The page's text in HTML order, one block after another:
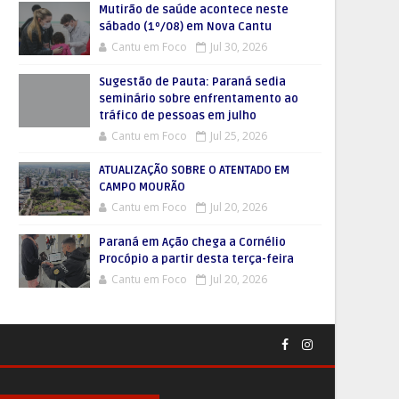
Mutirão de saúde acontece neste
sábado (1º/08) em Nova Cantu
Cantu em Foco Jul 30, 2026
Sugestão de Pauta: Paraná sedia
seminário sobre enfrentamento ao
tráfico de pessoas em julho
Cantu em Foco Jul 25, 2026
ATUALIZAÇÃO SOBRE O ATENTADO EM
CAMPO MOURÃO
Cantu em Foco Jul 20, 2026
Paraná em Ação chega a Cornélio
Procópio a partir desta terça-feira
Cantu em Foco Jul 20, 2026